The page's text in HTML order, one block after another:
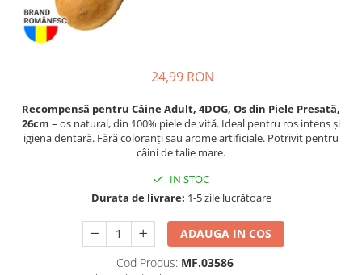
Șampoane Câini
Antiparazitare Câini
Culcușuri & Saltele Câini
Castroane și Adapatori
Hrană Uscată Pisică
24,99 RON
Recompensă pentru Câine Adult, 4DOG, Os din Piele Presată,
26cm – os natural, din 100% piele de vită. Ideal pentru ros intens și
igiena dentară. Fără coloranți sau arome artificiale. Potrivit pentru
câini de talie mare.
IN STOC
Durata de livrare: 1-5 zile lucrătoare
ADAUGA IN COS
Cod Produs: MF.03586